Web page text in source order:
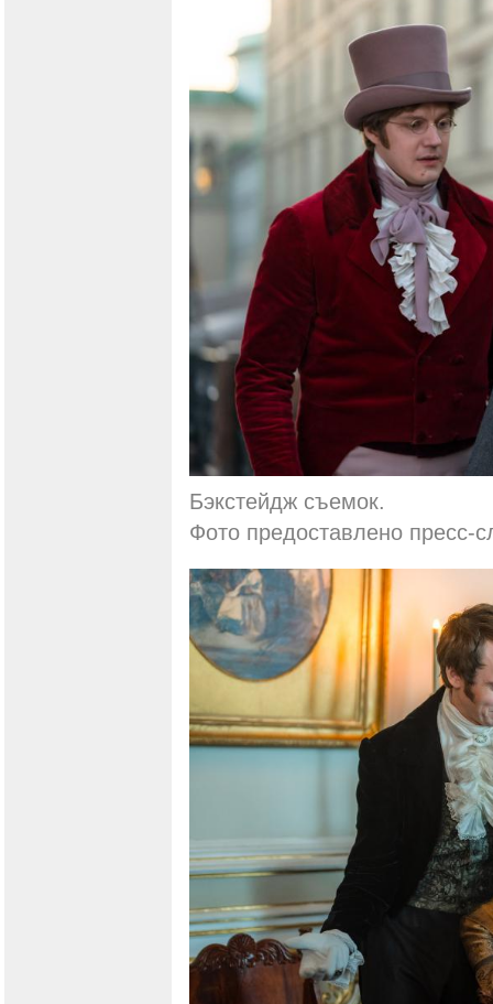
Бэкстейдж съемок.
Фото предоставлено пресс-